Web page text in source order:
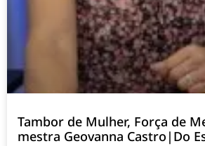
Tambor de Mulher, Força de
mestra Geovanna Castro|Do